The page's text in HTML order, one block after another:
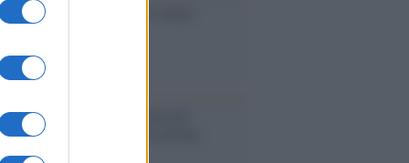
/
tra moda e scandali
i centri di intrattenimento per
investono in attrazioni ad alta